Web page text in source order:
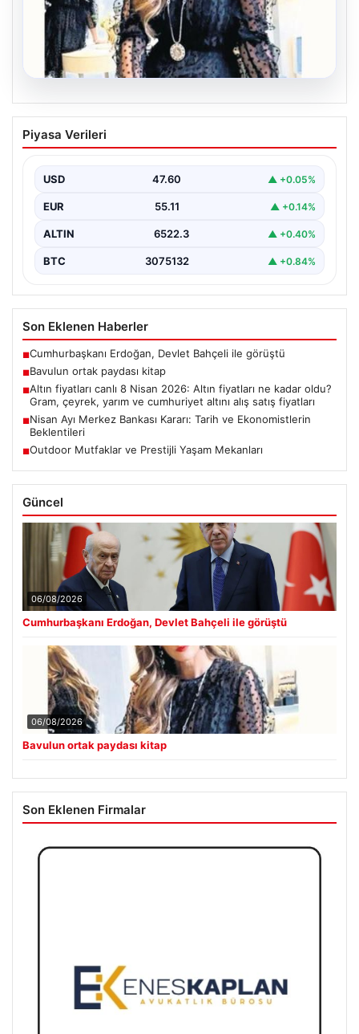
06.08.2026
Bavulun ortak paydası kitap
Çocukluğundan bu yana aynı anda birkaç kitap
Piyasa Verileri
USD 47.60 ▲ +0.05%
EUR 55.11 ▲ +0.14%
ALTIN 6522.3 ▲ +0.40%
BTC 3075132 ▲ +0.84%
Son Eklenen Haberler
■Cumhurbaşkanı Erdoğan, Devlet Bahçeli ile görüştü
■Bavulun ortak paydası kitap
■Altın fiyatları canlı 8 Nisan 2026: Altın fiyatları ne kadar oldu?
Gram, çeyrek, yarım ve cumhuriyet altını alış satış fiyatları
■Nisan Ayı Merkez Bankası Kararı: Tarih ve Ekonomistlerin
Beklentileri
■Outdoor Mutfaklar ve Prestijli Yaşam Mekanları
Güncel
06/08/2026
Cumhurbaşkanı Erdoğan, Devlet Bahçeli ile görüştü
06/08/2026
Bavulun ortak paydası kitap
Son Eklenen Firmalar